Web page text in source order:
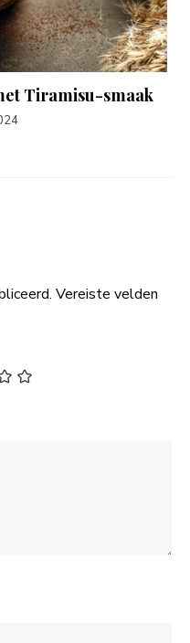
Tiramisu-smaak
Vereiste velden